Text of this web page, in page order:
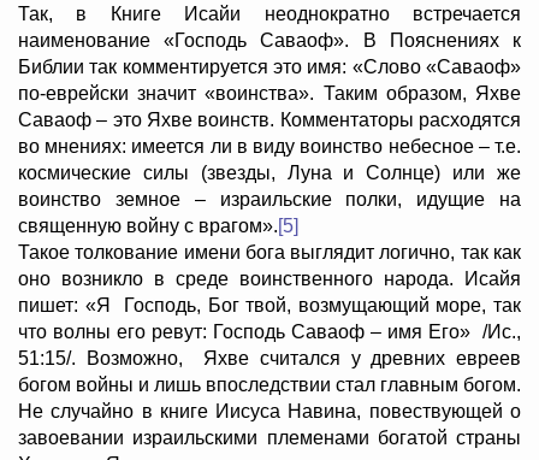
Так, в Книге Исайи неоднократно встречается
наименование «Господь Саваоф». В Пояснениях к
Библии так комментируется это имя: «Слово «Саваоф»
по-еврейски значит «воинства». Таким образом, Яхве
Саваоф – это Яхве воинств. Комментаторы расходятся
во мнениях: имеется ли в виду воинство небесное – т.е.
космические силы (звезды, Луна и Солнце) или же
воинство земное – израильские полки, идущие на
священную войну с врагом».[5]
Такое толкование имени бога выглядит логично, так как
оно возникло в среде воинственного народа. Исайя
пишет: «Я Господь, Бог твой, возмущающий море, так
что волны его ревут: Господь Саваоф – имя Его» /Ис.,
51:15/. Возможно, Яхве считался у древних евреев
богом войны и лишь впоследствии стал главным богом.
Не случайно в книге Иисуса Навина, повествующей о
завоевании израильскими племенами богатой страны